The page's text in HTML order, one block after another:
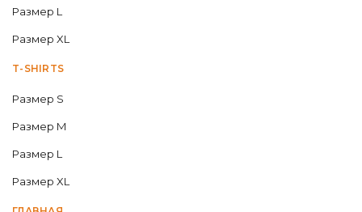
Размер L
Размер XL
T-SHIRTS
Размер S
Размер M
Размер L
Размер XL